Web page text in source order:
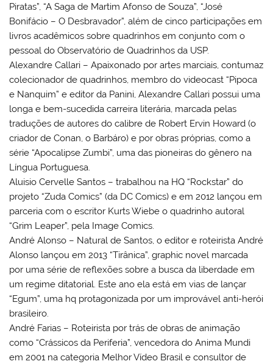
Piratas”, “A Saga de Martim Afonso de Souza”, “José
Bonifácio – O Desbravador”, além de cinco participações em
livros acadêmicos sobre quadrinhos em conjunto com o
pessoal do Observatório de Quadrinhos da USP.
Alexandre Callari – Apaixonado por artes marciais, contumaz
colecionador de quadrinhos, membro do videocast “Pipoca
e Nanquim” e editor da Panini, Alexandre Callari possui uma
longa e bem-sucedida carreira literária, marcada pelas
traduções de autores do calibre de Robert Ervin Howard (o
criador de Conan, o Barbáro) e por obras próprias, como a
série “Apocalipse Zumbi”, uma das pioneiras do gênero na
Língua Portuguesa.
Aluisio Cervelle Santos – trabalhou na HQ “Rockstar” do
projeto “Zuda Comics” (da DC Comics) e em 2012 lançou em
parceria com o escritor Kurts Wiebe o quadrinho autoral
“Grim Leaper”, pela Image Comics.
André Alonso – Natural de Santos, o editor e roteirista André
Alonso lançou em 2013 “Tirânica”, graphic novel marcada
por uma série de reflexões sobre a busca da liberdade em
um regime ditatorial. Este ano ela está em vias de lançar
“Egum”, uma hq protagonizada por um improvável anti-herói
brasileiro.
André Farias – Roteirista por trás de obras de animação
como “Crássicos da Periferia”, vencedora do Anima Mundi
em 2001 na categoria Melhor Vídeo Brasil e consultor de